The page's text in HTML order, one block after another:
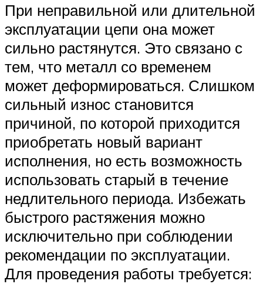
При неправильной или длительной
эксплуатации цепи она может
сильно растянутся. Это связано с
тем, что металл со временем
может деформироваться. Слишком
сильный износ становится
причиной, по которой приходится
приобретать новый вариант
исполнения, но есть возможность
использовать старый в течение
недлительного периода. Избежать
быстрого растяжения можно
исключительно при соблюдении
рекомендации по эксплуатации.
Для проведения работы требуется: